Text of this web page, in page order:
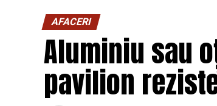
AFACERI
Aluminiu sau
pavilion